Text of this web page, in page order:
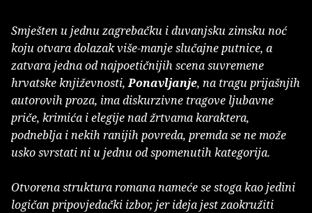
Smješten u jednu zagrebačku i duvanjsku zimsku noć
koju otvara dolazak više-manje slučajne putnice, a
zatvara jedna od najpoetičnijih scena suvremene
hrvatske književnosti,Ponavljanje, na tragu prijašnjih
autorovih proza, ima diskurzivne tragove ljubavne
priče, krimića i elegije nad žrtvama karaktera,
podneblja i nekih ranijih povreda, premda se ne može
usko svrstati ni u jednu od spomenutih kategorija.
Otvorena struktura romana nameće se stoga kao jedini
logičan pripovjedački izbor, jer ideja jest zaokružiti